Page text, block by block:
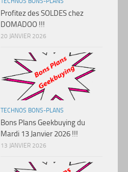
Profitez des SOLDES chez
DOMADOO !!!
20 JANVIER 2026
TECHNOS BONS-PLANS
Bons Plans Geekbuying du
Mardi 13 Janvier 2026 !!!
13 JANVIER 2026